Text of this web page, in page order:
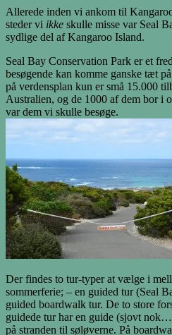
Allerede inden vi ankom til
steder vi ikke skulle misse var Seal
sydlige del af Kangaroo Island.
Seal Bay Conservation Park er et
besøgende kan komme ganske tæt
på verdensplan kun er små 15.000
Australien, og de 1000 af dem bor i
var dem vi skulle besøge.
Der findes to tur-typer at vælge i
sommerferie; – en guided tur (Seal
guided boardwalk tur. De to store
guidede tur har en guide (sjovt
på stranden til søløverne. På